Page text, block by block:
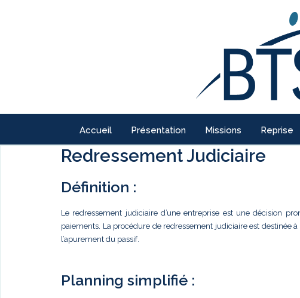
Accueil Présentation Missions Reprise
Redressement Judiciaire
Définition :
Le redressement judiciaire d’une entreprise est une décision
paiements. La procédure de redressement judiciaire est destinée
l’apurement du passif.
Planning simplifié :